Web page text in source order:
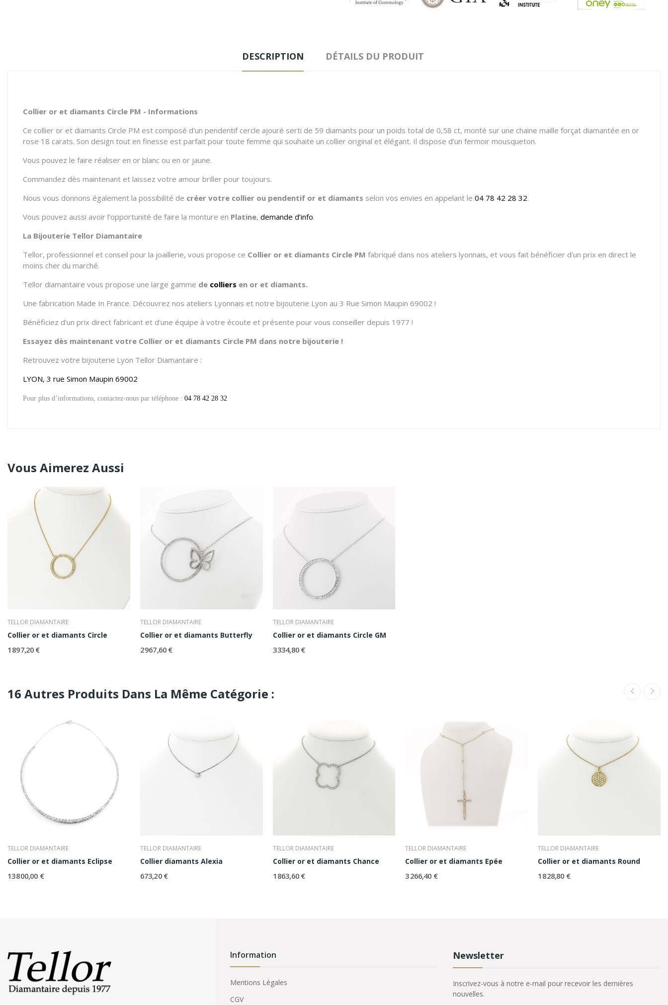
DESCRIPTION DÉTAILS DU PRODUIT
Collier or et diamants Circle PM - Informations
Ce collier or et diamants Circle PM est composé d'un pendentif cercle ajouré serti de 59 diamants pour un poids total de 0,58 ct, monté sur une chaine maille forçat diamantée en or
rose 18 carats. Son design tout en finesse est parfait pour toute femme qui souhaite un collier original et élégant. Il dispose d'un fermoir mousqueton.
Vous pouvez le faire réaliser en or blanc ou en or jaune.
Commandez dès maintenant et laissez votre amour briller pour toujours.
Nous vous donnons également la possibilité de créer votre collier ou pendentif or et diamants selon vos envies en appelant le 04 78 42 28 32.
Vous pouvez aussi avoir l’opportunité de faire la monture en Platine, demande d’info.
La Bijouterie Tellor Diamantaire
Tellor, professionnel et conseil pour la joaillerie, vous propose ce Collier or et diamants Circle PM fabriqué dans nos ateliers lyonnais, et vous fait bénéficier d'un prix en direct le
moins cher du marché.
Tellor diamantaire vous propose une large gamme de colliers en or et diamants.
Une fabrication Made In France. Découvrez nos ateliers Lyonnais et notre bijouterie Lyon au 3 Rue Simon Maupin 69002 !
Bénéficiez d'un prix direct fabricant et d'une équipe à votre écoute et présente pour vous conseiller depuis 1977 !
Essayez dès maintenant votre Collier or et diamants Circle PM dans notre bijouterie !
Retrouvez votre bijouterie Lyon Tellor Diamantaire :
LYON, 3 rue Simon Maupin 69002
Pour plus d’informations, contactez-nous par téléphone : 04 78 42 28 32
Vous Aimerez Aussi
TELLOR DIAMANTAIRE
Collier or et diamants Circle
1 897,20 €
TELLOR DIAMANTAIRE
Collier or et diamants Butterfly
2 967,60 €
TELLOR DIAMANTAIRE
Collier or et diamants Circle GM
3 334,80 €
16 Autres Produits Dans La Même Catégorie :
TELLOR DIAMANTAIRE
Collier or et diamants Eclipse
13 800,00 €
TELLOR DIAMANTAIRE
Collier diamants Alexia
673,20 €
TELLOR DIAMANTAIRE
Collier or et diamants Chance
1 863,60 €
TELLOR DIAMANTAIRE
Collier or et diamants Epée
3 266,40 €
TELLOR DIAMANTAIRE
Collier or et diamants Round
1 828,80 €
Information
Mentions Légales
CGV
Newsletter
Inscrivez-vous à notre e-mail pour recevoir les dernières
nouvelles.